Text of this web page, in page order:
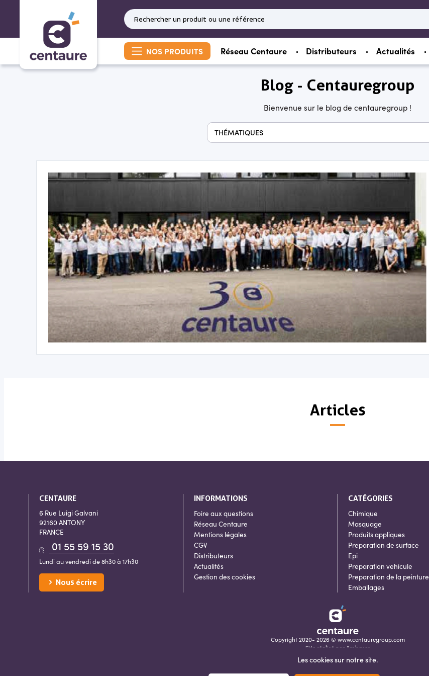
NOS PRODUITS Réseau Centaure Distributeurs Actualités
Blog - Centauregroup
Bienvenue sur le blog de centauregroup !
THÉMATIQUES
Articles
CENTAURE
6 Rue Luigi Galvani
92160 ANTONY
FRANCE
01 55 59 15 30
Lundi au vendredi de 8h30 à 17h30
Nous écrire
INFORMATIONS
Foire aux questions
Réseau Centaure
Mentions légales
CGV
Distributeurs
Actualités
Gestion des cookies
CATÉGORIES
Chimique
Masquage
Produits appliques
Preparation de surface
Epi
Preparation vehicule
Preparation de la peinture
Emballages
Copyright 2020- 2026 © www.centauregroup.com
Site réalisé par Arobases
Les cookies sur notre site.